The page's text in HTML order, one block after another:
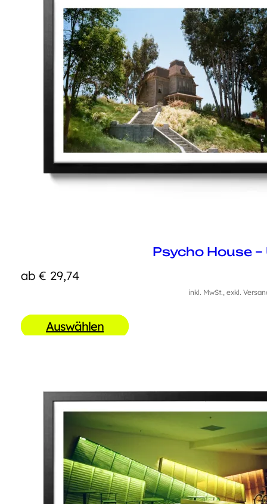
Psycho House –
ab € 29,74
inkl. MwSt., exkl.
Auswählen